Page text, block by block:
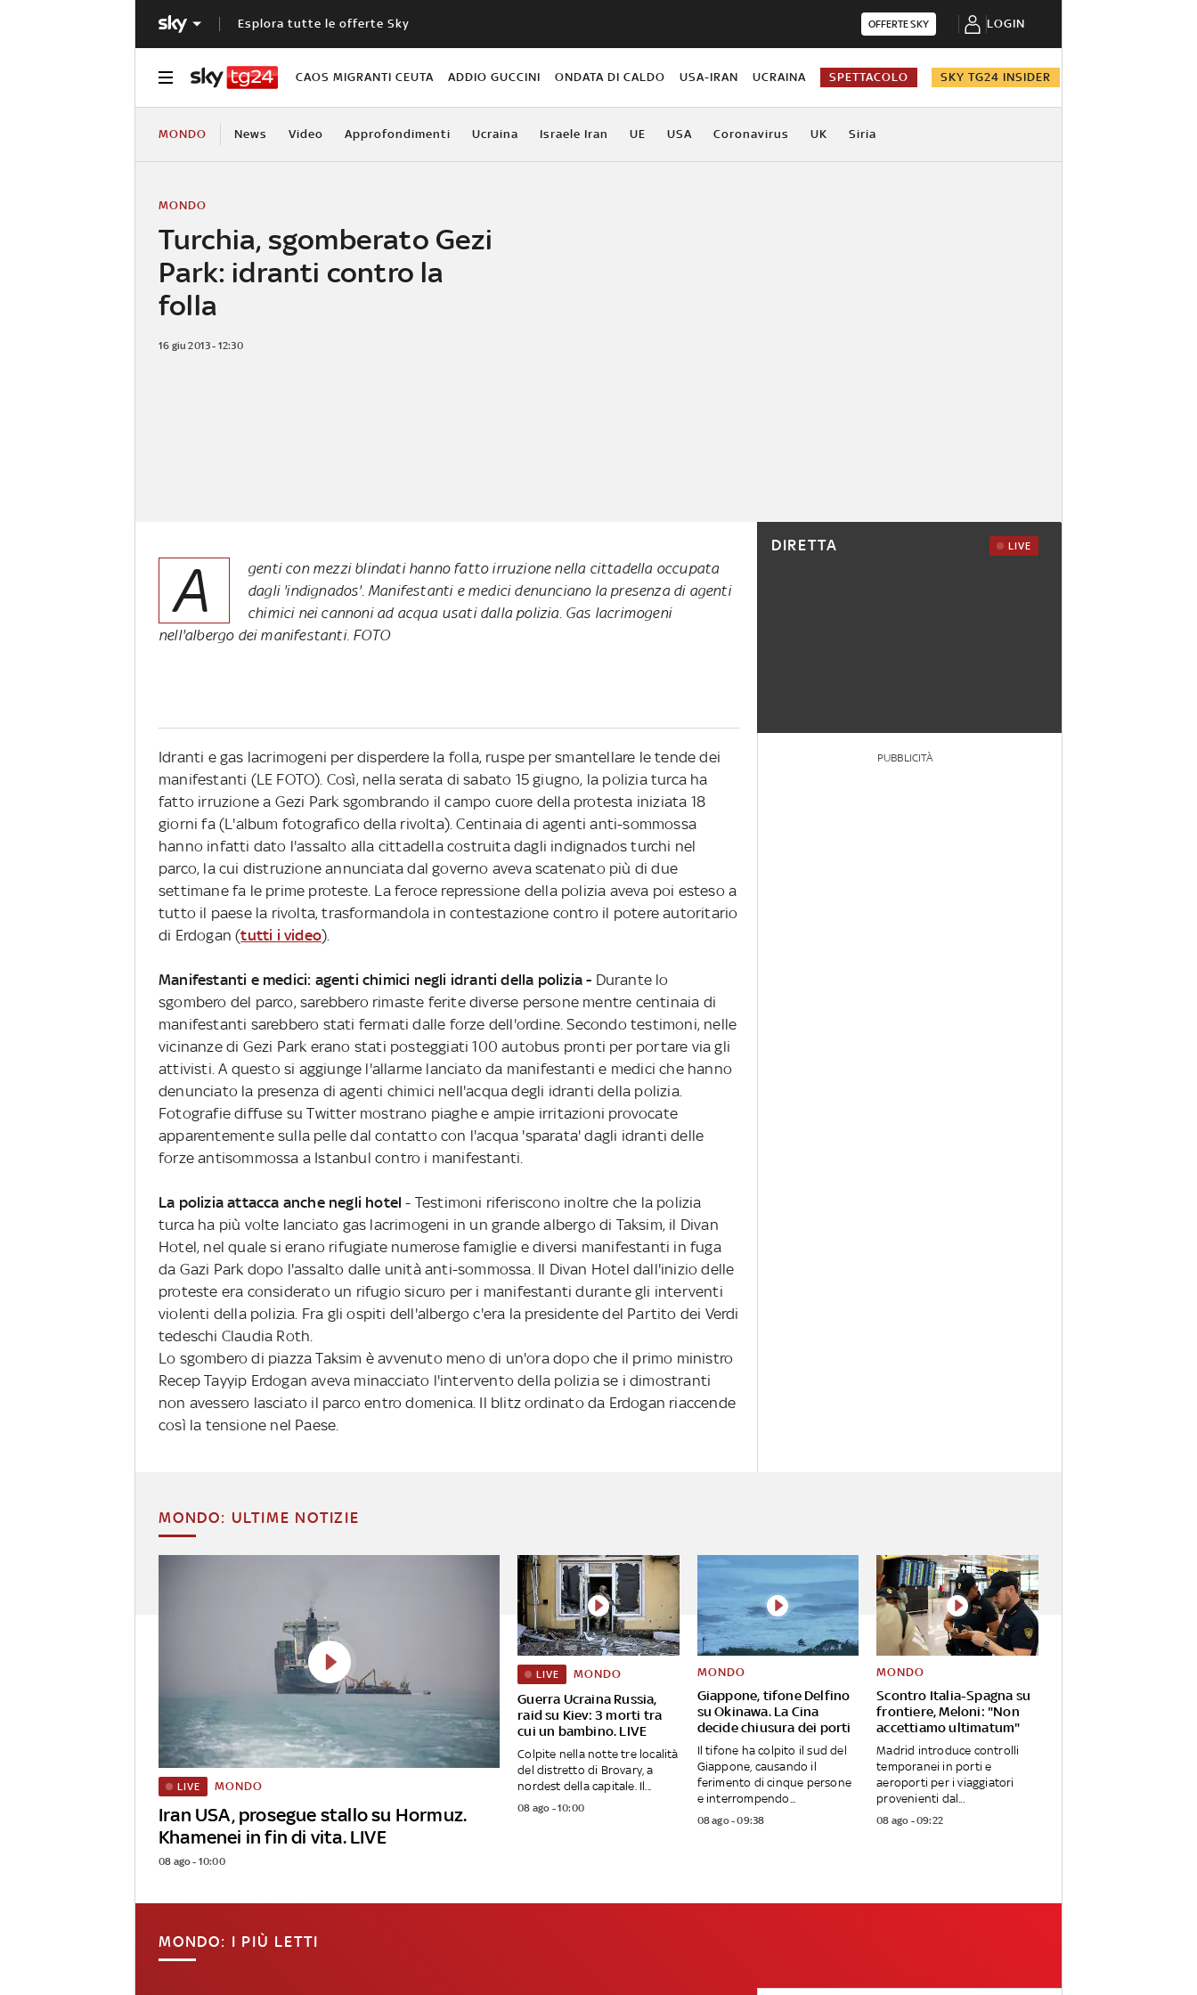
Esplora tutte le offerte Sky OFFERTE SKY LOGIN
CAOS MIGRANTI CEUTA ADDIO GUCCINI ONDATA DI CALDO USA-IRAN UCRAINA SPETTACOLO SKY TG24 INSIDER
MONDO News Video Approfondimenti Ucraina Israele Iran UE USA Coronavirus UK Siria
Turchia, sgomberato Gezi
Park: idranti contro la
folla
MONDO
16 giu 2013 - 12:30
A
genti con mezzi blindati hanno fatto irruzione nella cittadella occupata
dagli 'indignados'. Manifestanti e medici denunciano la presenza di agenti
chimici nei cannoni ad acqua usati dalla polizia. Gas lacrimogeni
nell'albergo dei manifestanti. FOTO
Idranti e gas lacrimogeni per disperdere la folla, ruspe per smantellare le tende dei
manifestanti (LE FOTO). Così, nella serata di sabato 15 giugno, la polizia turca ha
fatto irruzione a Gezi Park sgombrando il campo cuore della protesta iniziata 18
giorni fa (L'album fotografico della rivolta). Centinaia di agenti anti-sommossa
hanno infatti dato l'assalto alla cittadella costruita dagli indignados turchi nel
parco, la cui distruzione annunciata dal governo aveva scatenato più di due
settimane fa le prime proteste. La feroce repressione della polizia aveva poi esteso a
tutto il paese la rivolta, trasformandola in contestazione contro il potere autoritario
di Erdogan (tutti i video).
Manifestanti e medici: agenti chimici negli idranti della polizia - Durante lo
sgombero del parco, sarebbero rimaste ferite diverse persone mentre centinaia di
manifestanti sarebbero stati fermati dalle forze dell'ordine. Secondo testimoni, nelle
vicinanze di Gezi Park erano stati posteggiati 100 autobus pronti per portare via gli
attivisti. A questo si aggiunge l'allarme lanciato da manifestanti e medici che hanno
denunciato la presenza di agenti chimici nell'acqua degli idranti della polizia.
Fotografie diffuse su Twitter mostrano piaghe e ampie irritazioni provocate
apparentemente sulla pelle dal contatto con l'acqua 'sparata' dagli idranti delle
forze antisommossa a Istanbul contro i manifestanti.
La polizia attacca anche negli hotel- Testimoni riferiscono inoltre che la polizia
turca ha più volte lanciato gas lacrimogeni in un grande albergo di Taksim, il Divan
Hotel, nel quale si erano rifugiate numerose famiglie e diversi manifestanti in fuga
da Gazi Park dopo l'assalto dalle unità anti-sommossa. Il Divan Hotel dall'inizio delle
proteste era considerato un rifugio sicuro per i manifestanti durante gli interventi
violenti della polizia. Fra gli ospiti dell'albergo c'era la presidente del Partito dei Verdi
tedeschi Claudia Roth.
Lo sgombero di piazza Taksim è avvenuto meno di un'ora dopo che il primo ministro
Recep Tayyip Erdogan aveva minacciato l'intervento della polizia se i dimostranti
non avessero lasciato il parco entro domenica. Il blitz ordinato da Erdogan riaccende
così la tensione nel Paese.
DIRETTA LIVE
PUBBLICITÀ
MONDO: ULTIME NOTIZIE
Iran USA, prosegue stallo su Hormuz.
Khamenei in fin di vita. LIVE
LIVE MONDO
08 ago - 10:00
Guerra Ucraina Russia,
raid su Kiev: 3 morti tra
cui un bambino. LIVE
LIVE MONDO
Colpite nella notte tre località
del distretto di Brovary, a
nordest della capitale. Il...
08 ago - 10:00
Giappone, tifone Delfino
su Okinawa. La Cina
decide chiusura dei porti
MONDO
Il tifone ha colpito il sud del
Giappone, causando il
ferimento di cinque persone
e interrompendo...
08 ago - 09:38
Scontro Italia-Spagna su
frontiere, Meloni: "Non
accettiamo ultimatum"
MONDO
Madrid introduce controlli
temporanei in porti e
aeroporti per i viaggiatori
provenienti dal...
08 ago - 09:22
MONDO: I PIÙ LETTI